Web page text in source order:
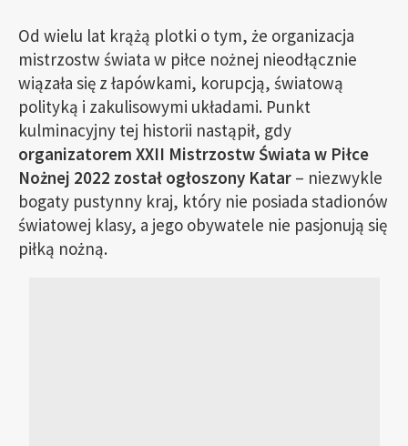
Od wielu lat krążą plotki o tym, że organizacja
mistrzostw świata w piłce nożnej nieodłącznie
wiązała się z łapówkami, korupcją, światową
polityką i zakulisowymi układami. Punkt
kulminacyjny tej historii nastąpił, gdy
organizatorem XXII Mistrzostw Świata w Piłce
Nożnej 2022 został ogłoszony Katar – niezwykle
bogaty pustynny kraj, który nie posiada stadionów
światowej klasy, a jego obywatele nie pasjonują się
piłką nożną.